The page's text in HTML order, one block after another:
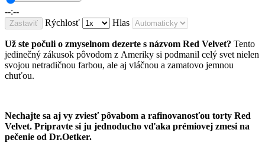
--:--
Zastaviť Rýchlosť Hlas
Už ste počuli o zmyselnom dezerte s názvom Red Velvet? Tento
jedinečný zákusok pôvodom z Ameriky si podmanil celý svet nielen
svojou netradičnou farbou, ale aj vláčnou a zamatovo jemnou
chuťou.
Nechajte sa aj vy zviesť pôvabom a rafinovanosťou torty Red
Velvet. Pripravte si ju jednoducho vďaka prémiovej zmesi na
pečenie od Dr.Oetker.